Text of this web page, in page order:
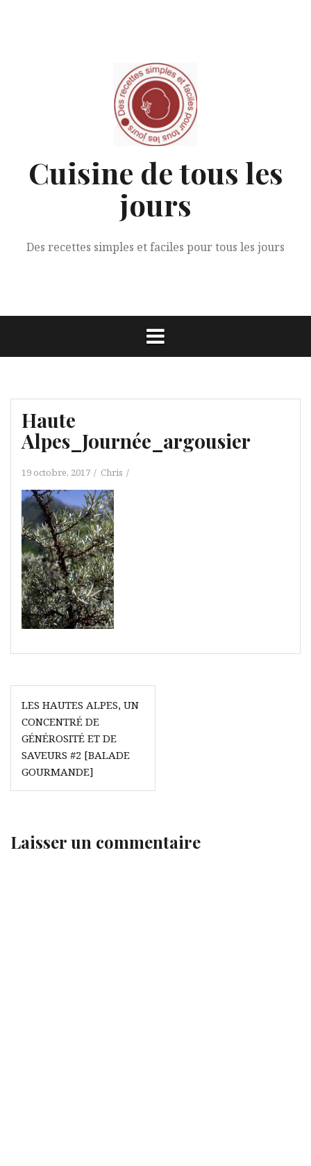
Cuisine de tous les
jours
Des recettes simples et faciles pour tous les jours
Haute
Alpes_Journée_argousier
19 octobre, 2017 Chris
Navigation
de
l’article
LES HAUTES ALPES, UN
CONCENTRÉ DE
GÉNÉROSITÉ ET DE
SAVEURS #2 [BALADE
GOURMANDE]
Laisser un commentaire